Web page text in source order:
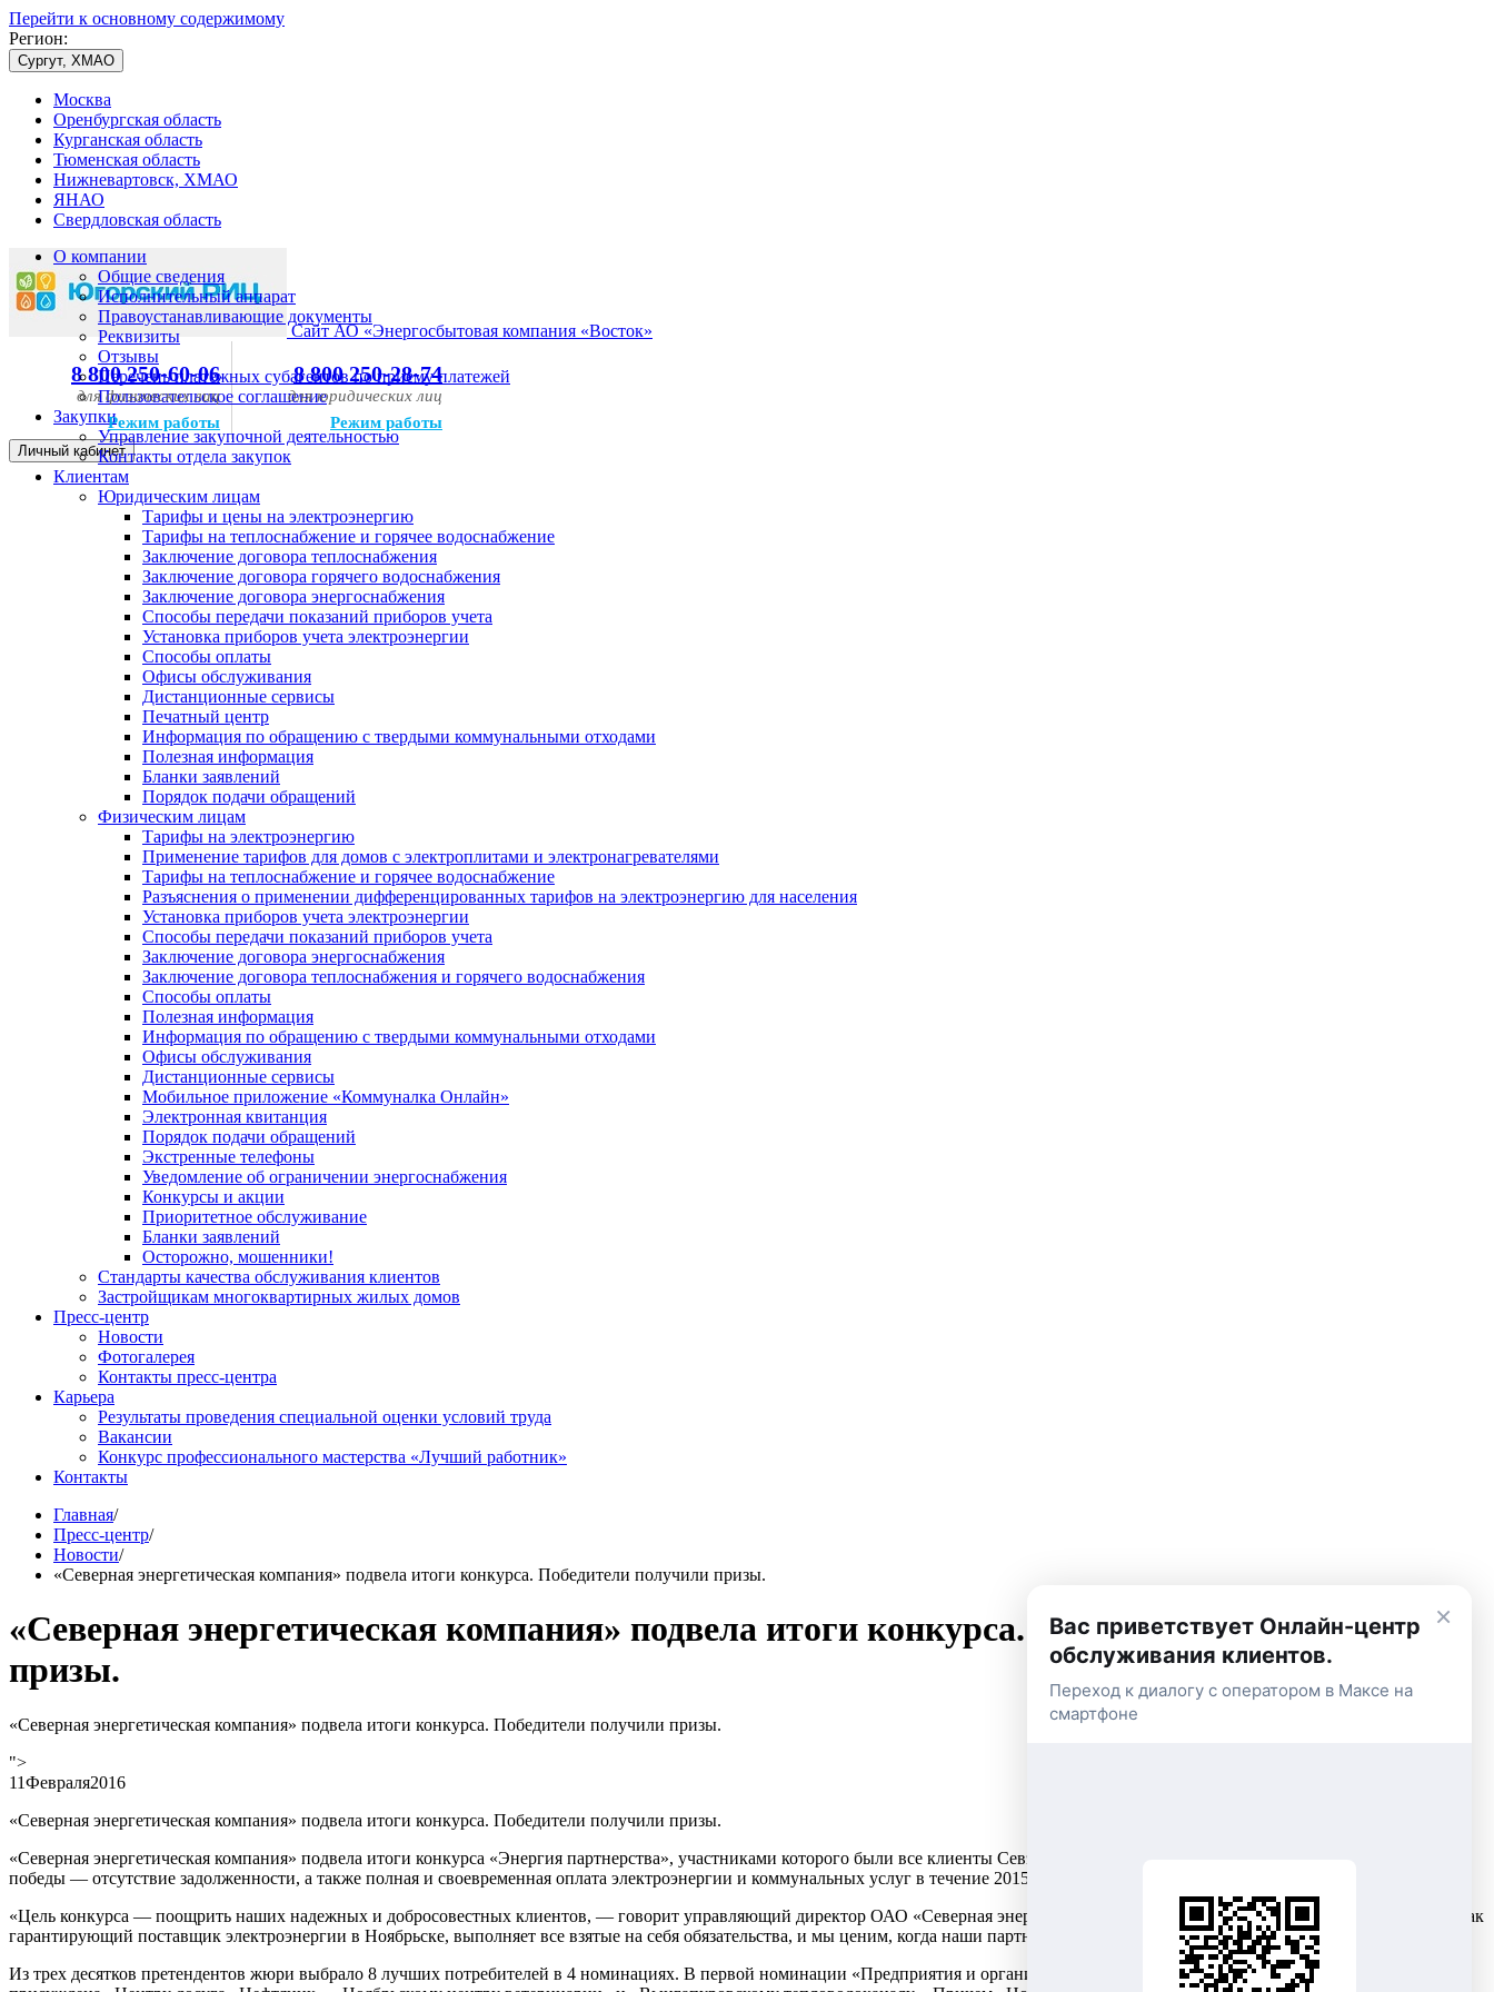
Перейти к основному содержимому
Регион:
Сургут, ХМАО
Москва
Оренбургская область
Курганская область
Тюменская область
Нижневартовск, ХМАО
ЯНАО
Свердловская область
Сайт АО «Энергосбытовая компания «Восток»
8 800 250-60-06
для физических лиц
Режим работы
8 800 250-28-74
для юридических лиц
Режим работы
Личный кабинет
О компании
Общие сведения
Исполнительный аппарат
Правоустанавливающие документы
Реквизиты
Отзывы
Перечень платежных субагентов по приему платежей
Пользовательское соглашение
Закупки
Управление закупочной деятельностью
Контакты отдела закупок
Клиентам
Юридическим лицам
Тарифы и цены на электроэнергию
Тарифы на теплоснабжение и горячее водоснабжение
Заключение договора теплоснабжения
Заключение договора горячего водоснабжения
Заключение договора энергоснабжения
Способы передачи показаний приборов учета
Установка приборов учета электроэнергии
Способы оплаты
Офисы обслуживания
Дистанционные сервисы
Печатный центр
Информация по обращению с твердыми коммунальными отходами
Полезная информация
Бланки заявлений
Порядок подачи обращений
Физическим лицам
Тарифы на электроэнергию
Применение тарифов для домов с электроплитами и электронагревателями
Тарифы на теплоснабжение и горячее водоснабжение
Разъяснения о применении дифференцированных тарифов на электроэнергию для населения
Установка приборов учета электроэнергии
Способы передачи показаний приборов учета
Заключение договора энергоснабжения
Заключение договора теплоснабжения и горячего водоснабжения
Способы оплаты
Полезная информация
Информация по обращению с твердыми коммунальными отходами
Офисы обслуживания
Дистанционные сервисы
Мобильное приложение «Коммуналка Онлайн»
Электронная квитанция
Порядок подачи обращений
Экстренные телефоны
Уведомление об ограничении энергоснабжения
Конкурсы и акции
Приоритетное обслуживание
Бланки заявлений
Осторожно, мошенники!
Стандарты качества обслуживания клиентов
Застройщикам многоквартирных жилых домов
Пресс-центр
Новости
Фотогалерея
Контакты пресс-центра
Карьера
Результаты проведения специальной оценки условий труда
Вакансии
Конкурс профессионального мастерства «Лучший работник»
Контакты
Главная/
Пресс-центр/
Новости/
«Северная энергетическая компания» подвела итоги конкурса. Победители получили призы.
«Северная энергетическая компания» подвела итоги конкурса. Победители получили
призы.
«Северная энергетическая компания» подвела итоги конкурса. Победители получили призы.
">
11Февраля2016
«Северная энергетическая компания» подвела итоги конкурса. Победители получили призы.
«Северная энергетическая компания» подвела итоги конкурса «Энергия партнерства», участниками которого были все клиенты Севэнко из числа юридических лиц. Главное условие для
победы — отсутствие задолженности, а также полная и своевременная оплата электроэнергии и коммунальных услуг в течение 2015 года.
«Цель конкурса — поощрить наших надежных и добросовестных клиентов, — говорит управляющий директор ОАО «Северная энергетическая компания» Александр Урюпин. — Севэнко, как
гарантирующий поставщик электроэнергии в Ноябрьске, выполняет все взятые на себя обязательства, и мы ценим, когда наши партнеры работают по таким же принципам».
Из трех десятков претендентов жюри выбрало 8 лучших потребителей в 4 номинациях. В первой номинации «Предприятия и организации бюджетной и социальной сферы» победа
×
Вас приветствует Онлайн-центр
обслуживания клиентов.
Переход к диалогу с оператором в Максе на
смартфоне